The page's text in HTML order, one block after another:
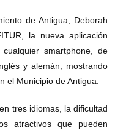
de Antigua, Deborah
la nueva aplicación
smartphone, de
y alemán, mostrando
el Municipio de Antigua.
tres idiomas, la dificultad
atractivos que pueden